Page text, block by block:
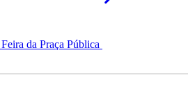
da Praça Pública